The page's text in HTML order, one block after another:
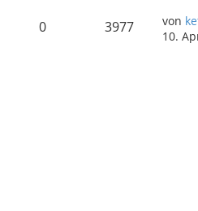
0 3977 von
10.